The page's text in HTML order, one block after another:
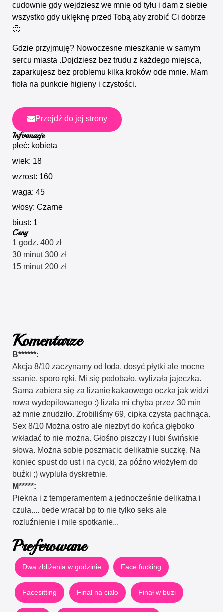
cudownie gdy wejdziesz we mnie od tyłu i dam z siebie
wszystko gdy uklęknę przed Tobą aby zrobić Ci dobrze
🙂
Gdzie przyjmuję? Nowoczesne mieszkanie w samym
sercu miasta .Dojdziesz bez trudu z każdego miejsca,
zaparkujesz bez problemu kilka kroków ode mnie. Mam
fioła na punkcie higieny i czystości.
Przejdź do jej strony
Informacje
płeć: kobieta
wiek: 18
wzrost: 160
waga: 45
włosy: Czarne
biust: 1
Ceny
1 godz. 400 zł
30 minut 300 zł
15 minut 200 zł
Komentarze
B******:
Akcja 8/10 zaczynamy od loda, dosyć płytki ale mocne
ssanie, sporo ręki. Mi się podobało, wylizała jajeczka.
Sama zabiera się za lizanie kakaowego oczka jak widzi
rowa wydepilowanego :) lizała mi chyba przez 30 min
aż mnie znudziło. Zrobiliśmy 69, cipka czysta pachnąca.
Sex 8/10 Można ostro ale niezbyt do końca głęboko
wkładać to nie można. Głośno piszczy i lubi świńskie
słowa. Można sobie poszmacic delikatnie suczkę. Na
koniec spust do ust i na cycki, za późno włożyłem do
buźki ;) wypluła dyskretnie.
M*****:
Piekna i z temperamentem a jednocześnie delikatna i
czuła.... bede wracał bp to nie tylko seks ale
rozluźnienie i mile spotkanie...
Preferowane
Dwa zbliżenia w godzinie Face fucking
Facesitting Finał na ciało Finał w buzi